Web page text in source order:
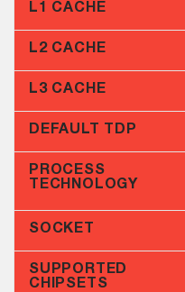
L1 CACHE
L2 CACHE
L3 CACHE
DEFAULT TDP
PROCESS
TECHNOLOGY
SOCKET
SUPPORTED
CHIPSETS